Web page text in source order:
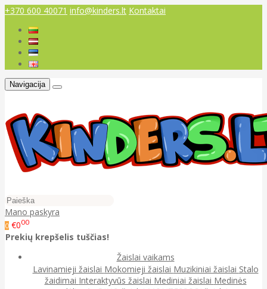
+370 600 40071 info@kinders.lt Kontaktai
Navigacija
Mano paskyra
0 €000
Prekių krepšelis tuščias!
Žaislai vaikams
Lavinamieji žaislai Mokomieji žaislai Muzikiniai žaislai Stalo
žaidimai Interaktyvūs žaislai Mediniai žaislai Medinės